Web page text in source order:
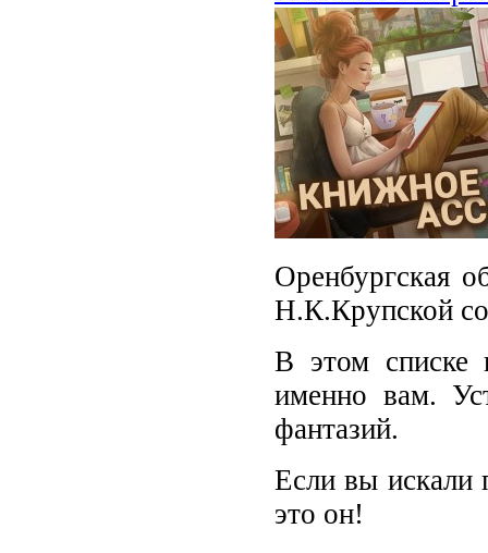
Оренбургская
Н.К.Крупской
В этом списке
именно вам.
фантазий.
Если вы искали
это он!